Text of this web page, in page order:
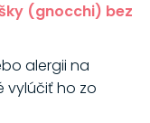
(gnocchi) bez
alergii na
vylúčiť ho zo